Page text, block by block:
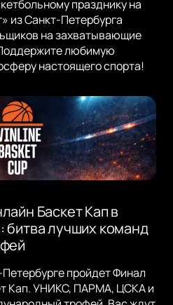
празднику на
из Санкт-Петербурга
на захватывающие
любимую
настоящего спорта!
Баскет Кап в
битва лучших команд
пройдет Финал
Кап. УНИКС, ПАРМА, ЦСКА и